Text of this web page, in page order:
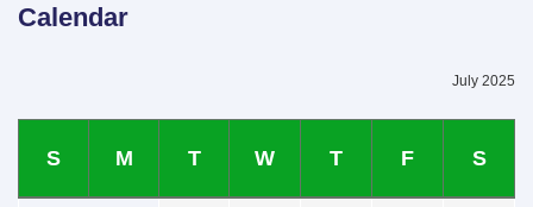
Calendar
July 2025
S M T W T F S